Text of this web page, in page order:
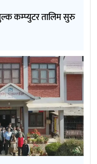
कम्प्युटर तालिम सुरु